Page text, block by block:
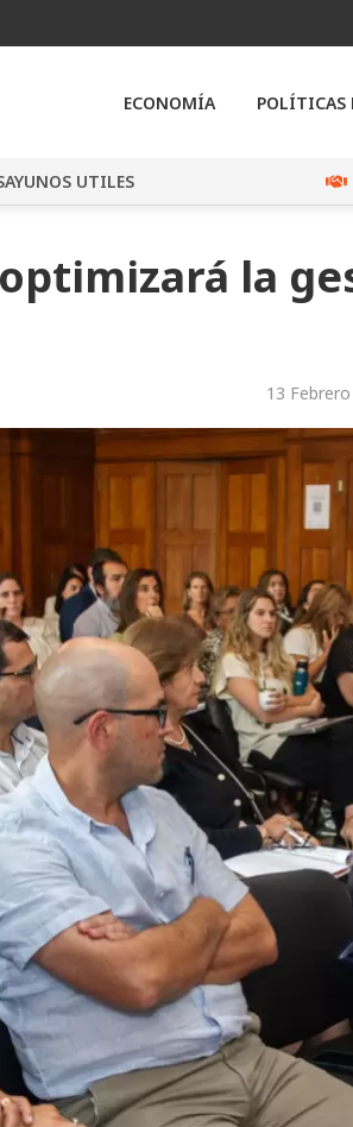
ECONOMÍA POLÍTICAS
UTILES
la
13